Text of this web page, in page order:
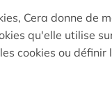
Cera donne de
qu'elle utilise
cookies ou définir